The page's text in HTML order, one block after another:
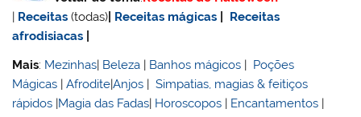
Receitas (todas) Receitas mágicas
Receitas
afrodisiacas
Mais: Mezinhas| Beleza | Banhos mágicos | Poções
Mágicas |Afrodite|Anjos |Simpatias, magias & feitiços
rápidos |Magia das Fadas| Horoscopos | Encantamentos |